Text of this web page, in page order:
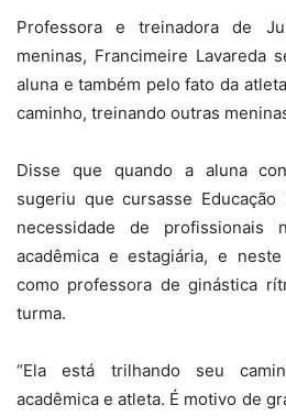
Professora e treinadora de
meninas, Francimeire Lavareda
aluna e também pelo fato da
caminho, treinando outras
Disse que quando a aluna
sugeriu que cursasse
necessidade de
acadêmica e estagiária, e
como professora de ginástica
turma.
“Ela está trilhando seu
acadêmica e atleta. É motivo de